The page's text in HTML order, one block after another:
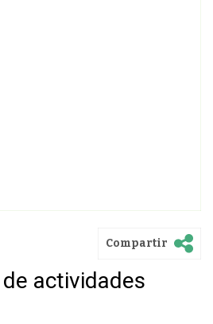
Compartir
actividades